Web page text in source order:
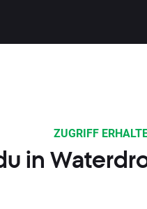
ZUGRIFF
in